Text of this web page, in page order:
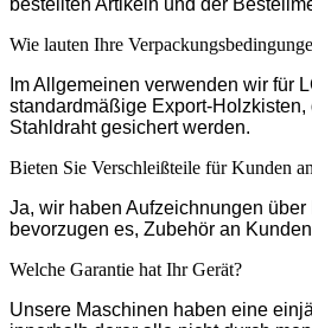
Wie lauten Ihre
Im Allgemeinen verwenden wir für
standardmäßige Export-Holzkisten,
Stahldraht gesichert werden.
Bieten Sie Verschleißteile für Kunden
Ja, wir haben Aufzeichnungen über
bevorzugen es, Zubehör an
Welche Garantie hat Ihr Gerät?
Unsere Maschinen haben eine